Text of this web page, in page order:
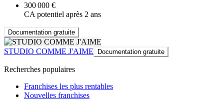
300 000 €
CA potentiel après 2 ans
Documentation gratuite
STUDIO COMME J'AIME Documentation gratuite
Recherches populaires
Franchises les plus rentables
Nouvelles franchises